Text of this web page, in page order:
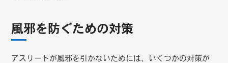
風邪を防ぐための対策
アスリートが風邪を引かないためには、いくつかの対策が